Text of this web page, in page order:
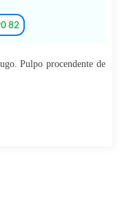
82
Pulpo procendente de